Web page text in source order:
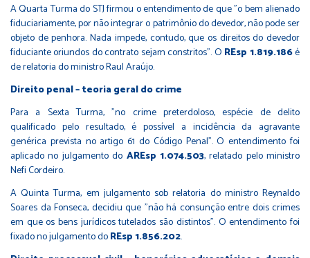
A Quarta Turma do STJ firmou o entendimento de que "o bem alienado
fiduciariamente, por não integrar o patrimônio do devedor, não pode ser
objeto de penhora. Nada impede, contudo, que os direitos do devedor
fiduciante oriundos do contrato sejam constritos". O REsp 1.819.186é
de relatoria do ministro Raul Araújo.
Direito penal – teoria ger​​al do crime
Para a Sexta Turma, "no crime preterdoloso, espécie de delito
qualificado pelo resultado, é possível a incidência da agravante
genérica prevista no artigo 61 do Código Penal". O entendimento foi
aplicado no julgamento do AREsp 1.074.503, relatado pelo ministro
Nefi Cordeiro.
A Quinta Turma, em julgamento sob relatoria do ministro Reynaldo
Soares da Fonseca, decidiu que "não há consunção entre dois crimes
em que os bens jurídicos tutelados são distintos". O entendimento foi
fixado no julgamento doREsp 1.856.202.